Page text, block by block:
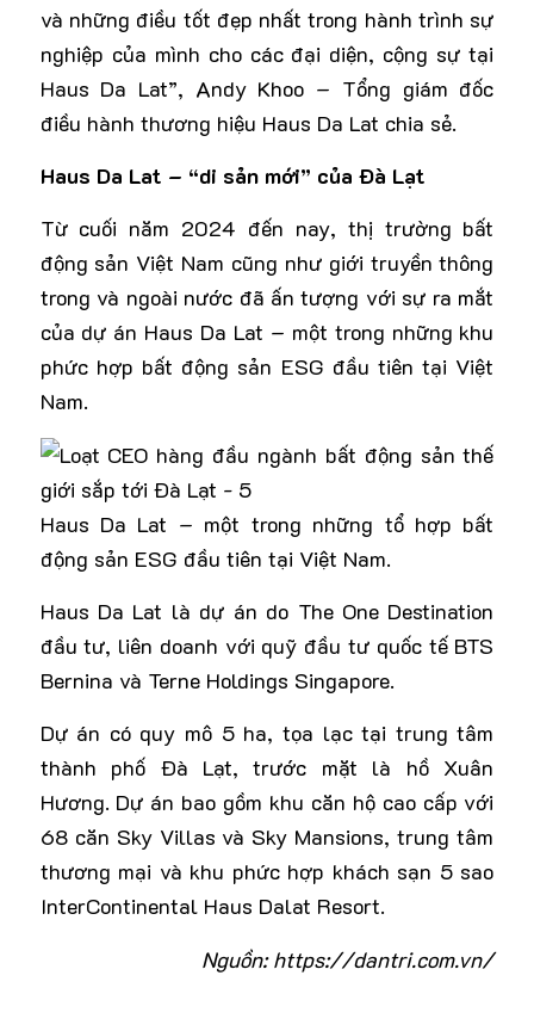
và những điều tốt đẹp nhất trong hành trình sự
nghiệp của mình cho các đại diện, cộng sự tại
Haus Da Lat”, Andy Khoo – Tổng giám đốc
điều hành thương hiệu Haus Da Lat chia sẻ.
Haus Da Lat – “di sản mới” của Đà Lạt
Từ cuối năm 2024 đến nay, thị trường bất
động sản Việt Nam cũng như giới truyền thông
trong và ngoài nước đã ấn tượng với sự ra mắt
của dự án Haus Da Lat – một trong những khu
phức hợp bất động sản ESG đầu tiên tại Việt
Nam.
Haus Da Lat – một trong những tổ hợp bất
động sản ESG đầu tiên tại Việt Nam.
Haus Da Lat là dự án do The One Destination
đầu tư, liên doanh với quỹ đầu tư quốc tế BTS
Bernina và Terne Holdings Singapore.
Dự án có quy mô 5 ha, tọa lạc tại trung tâm
thành phố Đà Lạt, trước mặt là hồ Xuân
Hương. Dự án bao gồm khu căn hộ cao cấp với
68 căn Sky Villas và Sky Mansions, trung tâm
thương mại và khu phức hợp khách sạn 5 sao
InterContinental Haus Dalat Resort.
Nguồn: https://dantri.com.vn/